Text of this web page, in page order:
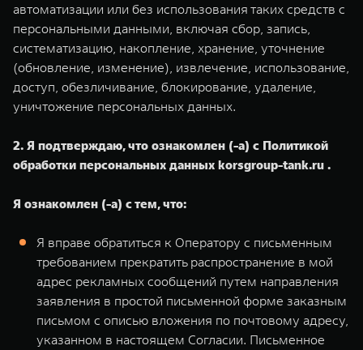
автоматизации или без использования таких средств с
персональными данными, включая сбор, запись,
систематизацию, накопление, хранение, уточнение
(обновление, изменение), извлечение, использование,
доступ, обезличивание, блокирование, удаление,
уничтожение персональных данных.
2. Я подтверждаю, что ознакомлен (-а) с Политикой
обработки персональных данных korsgroup-tank.ru .
Я ознакомлен (-а) с тем, что:
Я вправе обратиться к Оператору с письменным
требованием прекратить распространение в мой
адрес рекламных сообщений путем направления
заявления в простой письменной форме заказным
письмом с описью вложения по почтовому адресу,
указанном в настоящем Согласии. Письменное